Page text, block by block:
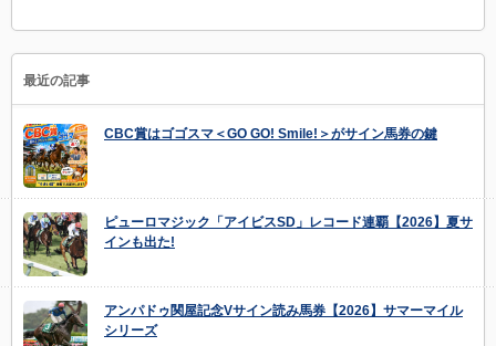
最近の記事
CBC賞はゴゴスマ＜GO GO! Smile!＞がサイン馬券の鍵
ピューロマジック「アイビスSD」レコード連覇【2026】夏サ
インも出た!
アンパドゥ関屋記念Vサイン読み馬券【2026】サマーマイル
シリーズ